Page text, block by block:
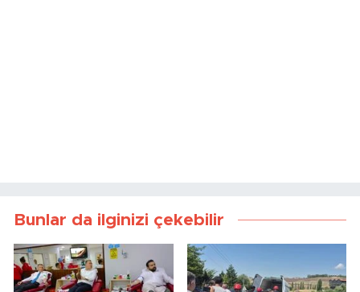
Bunlar da ilginizi çekebilir